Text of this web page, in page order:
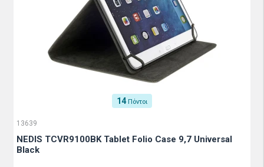
14 Πόντοι
13639
NEDIS TCVR9100BK Tablet Folio Case 9,7 Universal
Black